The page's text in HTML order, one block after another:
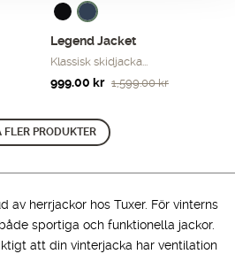
Legend Jacket
Klassisk skidjacka...
1,599.00kr
Det
priset
var:
999.00 kr
Det
priset
är:
FLER PRODUKTER
av herrjackor hos Tuxer. För vinterns
sportiga och funktionella jackor.
att din vinterjacka har ventilation